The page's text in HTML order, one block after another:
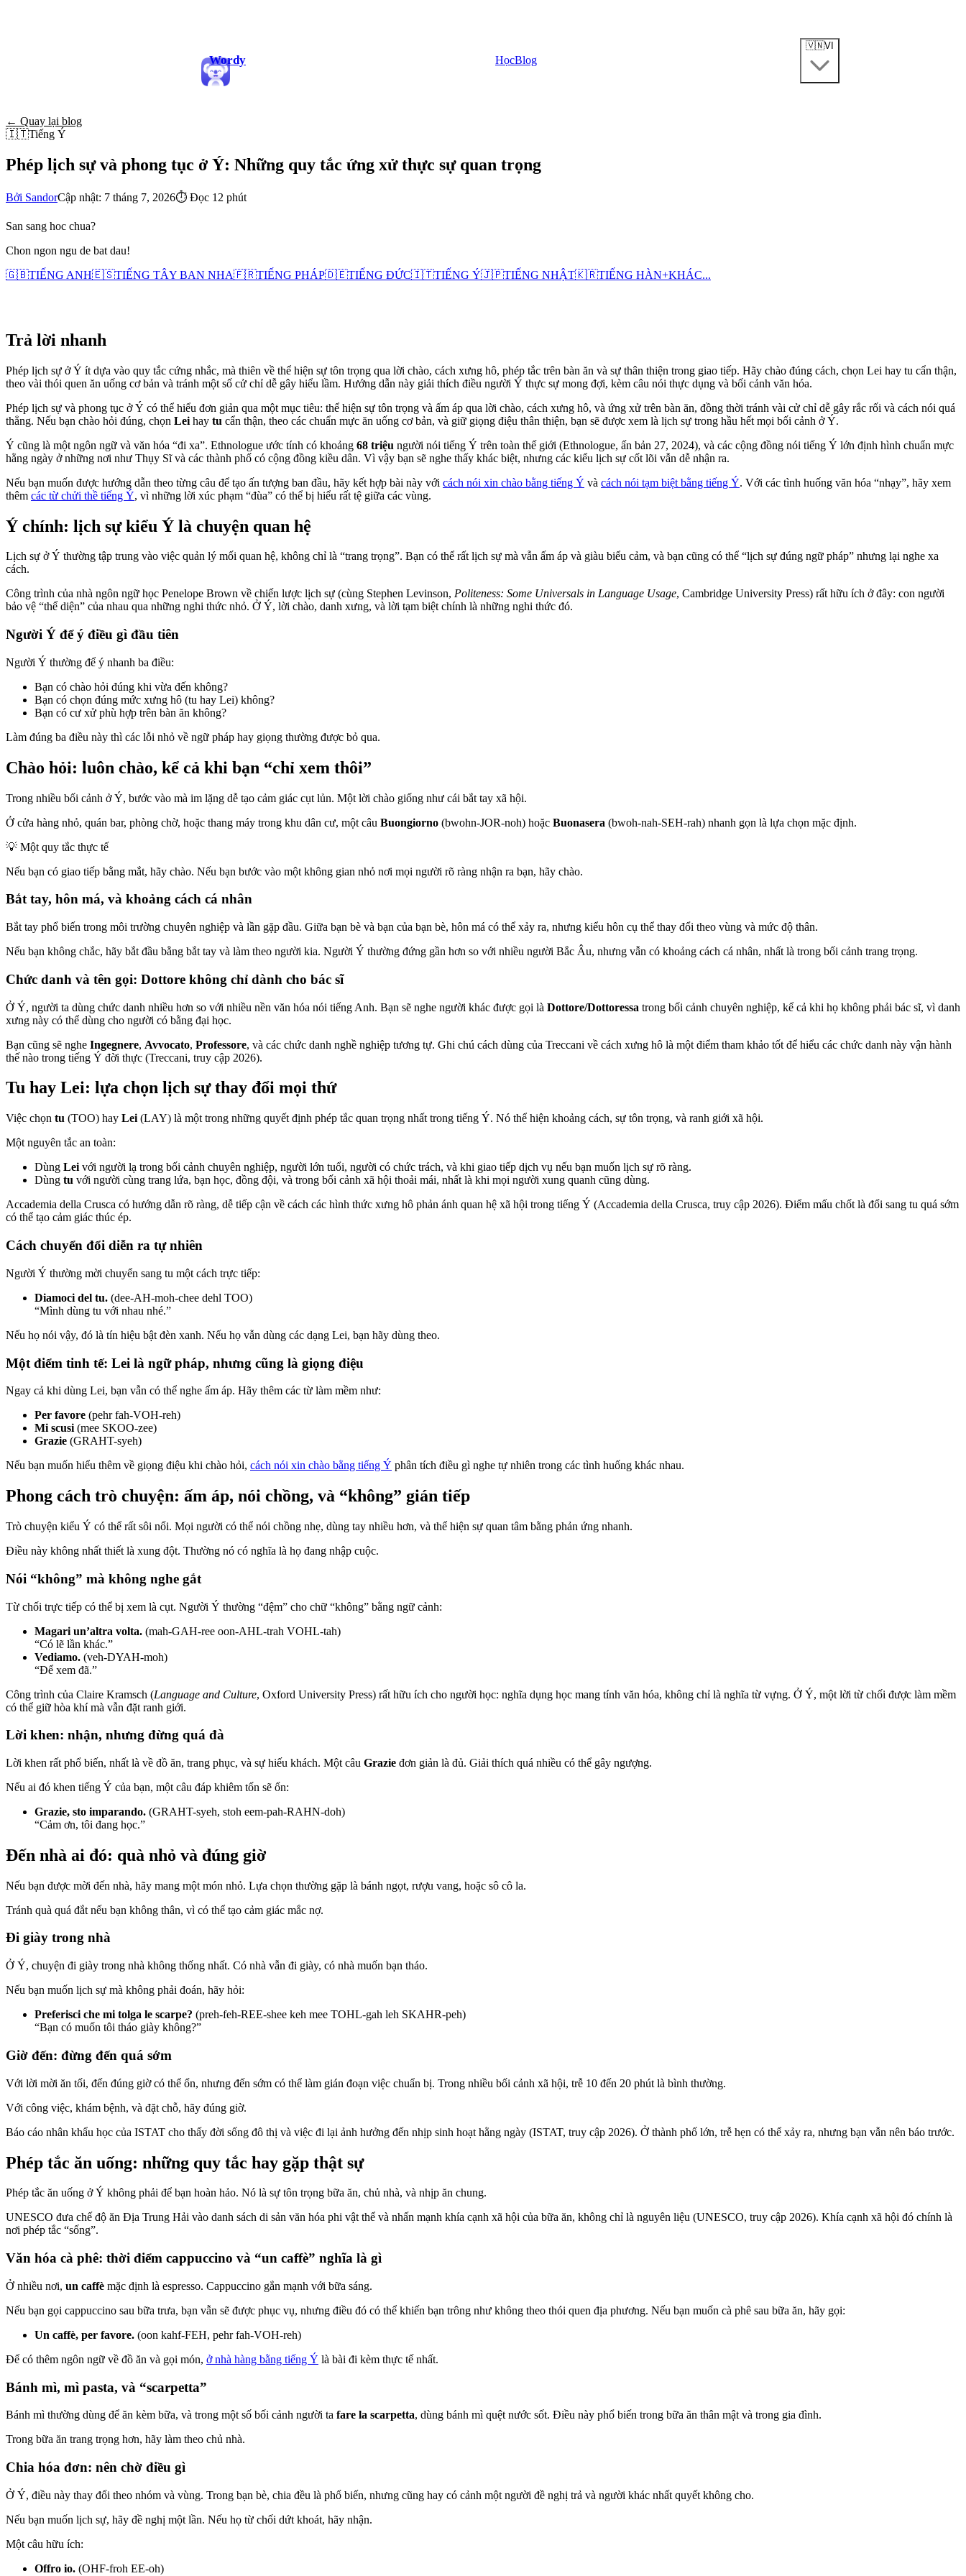
Wordy HọcBlog
🇻🇳VI
← Quay lại blog
🇮🇹Tiếng Ý
Phép lịch sự và phong tục ở Ý: Những quy tắc ứng xử thực sự quan trọng
Bởi SandorCập nhật: 7 tháng 7, 2026⏱ Đọc 12 phút
San sang hoc chua?
Chon ngon ngu de bat dau!
🇬🇧TIẾNG ANH🇪🇸TIẾNG TÂY BAN NHA🇫🇷TIẾNG PHÁP🇩🇪TIẾNG ĐỨC🇮🇹TIẾNG Ý🇯🇵TIẾNG NHẬT🇰🇷TIẾNG HÀN+KHÁC...
Trả lời nhanh
Phép lịch sự ở Ý ít dựa vào quy tắc cứng nhắc, mà thiên về thể hiện sự tôn trọng qua lời chào, cách xưng hô, phép tắc trên bàn ăn và sự thân thiện trong giao tiếp. Hãy chào đúng cách, chọn Lei hay tu cẩn thận,
theo vài thói quen ăn uống cơ bản và tránh một số cử chỉ dễ gây hiểu lầm. Hướng dẫn này giải thích điều người Ý thực sự mong đợi, kèm câu nói thực dụng và bối cảnh văn hóa.
Phép lịch sự và phong tục ở Ý có thể hiểu đơn giản qua một mục tiêu: thể hiện sự tôn trọng và ấm áp qua lời chào, cách xưng hô, và ứng xử trên bàn ăn, đồng thời tránh vài cử chỉ dễ gây rắc rối và cách nói quá
thẳng. Nếu bạn chào hỏi đúng, chọn Lei hay tu cẩn thận, theo các chuẩn mực ăn uống cơ bản, và giữ giọng điệu thân thiện, bạn sẽ được xem là lịch sự trong hầu hết mọi bối cảnh ở Ý.
Ý cũng là một ngôn ngữ và văn hóa “đi xa”. Ethnologue ước tính có khoảng 68 triệu người nói tiếng Ý trên toàn thế giới (Ethnologue, ấn bản 27, 2024), và các cộng đồng nói tiếng Ý lớn định hình chuẩn mực
hằng ngày ở những nơi như Thụy Sĩ và các thành phố có cộng đồng kiều dân. Vì vậy bạn sẽ nghe thấy khác biệt, nhưng các kiểu lịch sự cốt lõi vẫn dễ nhận ra.
Nếu bạn muốn được hướng dẫn theo từng câu để tạo ấn tượng ban đầu, hãy kết hợp bài này với cách nói xin chào bằng tiếng Ý và cách nói tạm biệt bằng tiếng Ý. Với các tình huống văn hóa “nhạy”, hãy xem
thêm các từ chửi thề tiếng Ý, vì những lời xúc phạm “đùa” có thể bị hiểu rất tệ giữa các vùng.
Ý chính: lịch sự kiểu Ý là chuyện quan hệ
Lịch sự ở Ý thường tập trung vào việc quản lý mối quan hệ, không chỉ là “trang trọng”. Bạn có thể rất lịch sự mà vẫn ấm áp và giàu biểu cảm, và bạn cũng có thể “lịch sự đúng ngữ pháp” nhưng lại nghe xa
cách.
Công trình của nhà ngôn ngữ học Penelope Brown về chiến lược lịch sự (cùng Stephen Levinson, Politeness: Some Universals in Language Usage, Cambridge University Press) rất hữu ích ở đây: con người
bảo vệ “thể diện” của nhau qua những nghi thức nhỏ. Ở Ý, lời chào, danh xưng, và lời tạm biệt chính là những nghi thức đó.
Người Ý để ý điều gì đầu tiên
Người Ý thường để ý nhanh ba điều:
Bạn có chào hỏi đúng khi vừa đến không?
Bạn có chọn đúng mức xưng hô (tu hay Lei) không?
Bạn có cư xử phù hợp trên bàn ăn không?
Làm đúng ba điều này thì các lỗi nhỏ về ngữ pháp hay giọng thường được bỏ qua.
Chào hỏi: luôn chào, kể cả khi bạn “chỉ xem thôi”
Trong nhiều bối cảnh ở Ý, bước vào mà im lặng dễ tạo cảm giác cụt lủn. Một lời chào giống như cái bắt tay xã hội.
Ở cửa hàng nhỏ, quán bar, phòng chờ, hoặc thang máy trong khu dân cư, một câu Buongiorno (bwohn-JOR-noh) hoặc Buonasera (bwoh-nah-SEH-rah) nhanh gọn là lựa chọn mặc định.
💡 Một quy tắc thực tế
Nếu bạn có giao tiếp bằng mắt, hãy chào. Nếu bạn bước vào một không gian nhỏ nơi mọi người rõ ràng nhận ra bạn, hãy chào.
Bắt tay, hôn má, và khoảng cách cá nhân
Bắt tay phổ biến trong môi trường chuyên nghiệp và lần gặp đầu. Giữa bạn bè và bạn của bạn bè, hôn má có thể xảy ra, nhưng kiểu hôn cụ thể thay đổi theo vùng và mức độ thân.
Nếu bạn không chắc, hãy bắt đầu bằng bắt tay và làm theo người kia. Người Ý thường đứng gần hơn so với nhiều người Bắc Âu, nhưng vẫn có khoảng cách cá nhân, nhất là trong bối cảnh trang trọng.
Chức danh và tên gọi: Dottore không chỉ dành cho bác sĩ
Ở Ý, người ta dùng chức danh nhiều hơn so với nhiều nền văn hóa nói tiếng Anh. Bạn sẽ nghe người khác được gọi là Dottore/Dottoressa trong bối cảnh chuyên nghiệp, kể cả khi họ không phải bác sĩ, vì danh
xưng này có thể dùng cho người có bằng đại học.
Bạn cũng sẽ nghe Ingegnere, Avvocato, Professore, và các chức danh nghề nghiệp tương tự. Ghi chú cách dùng của Treccani về cách xưng hô là một điểm tham khảo tốt để hiểu các chức danh này vận hành
thế nào trong tiếng Ý đời thực (Treccani, truy cập 2026).
Tu hay Lei: lựa chọn lịch sự thay đổi mọi thứ
Việc chọn tu (TOO) hay Lei (LAY) là một trong những quyết định phép tắc quan trọng nhất trong tiếng Ý. Nó thể hiện khoảng cách, sự tôn trọng, và ranh giới xã hội.
Một nguyên tắc an toàn:
Dùng Lei với người lạ trong bối cảnh chuyên nghiệp, người lớn tuổi, người có chức trách, và khi giao tiếp dịch vụ nếu bạn muốn lịch sự rõ ràng.
Dùng tu với người cùng trang lứa, bạn học, đồng đội, và trong bối cảnh xã hội thoải mái, nhất là khi mọi người xung quanh cũng dùng.
Accademia della Crusca có hướng dẫn rõ ràng, dễ tiếp cận về cách các hình thức xưng hô phản ánh quan hệ xã hội trong tiếng Ý (Accademia della Crusca, truy cập 2026). Điểm mấu chốt là đổi sang tu quá sớm
có thể tạo cảm giác thúc ép.
Cách chuyển đổi diễn ra tự nhiên
Người Ý thường mời chuyển sang tu một cách trực tiếp:
Diamoci del tu. (dee-AH-moh-chee dehl TOO)
“Mình dùng tu với nhau nhé.”
Nếu họ nói vậy, đó là tín hiệu bật đèn xanh. Nếu họ vẫn dùng các dạng Lei, bạn hãy dùng theo.
Một điểm tinh tế: Lei là ngữ pháp, nhưng cũng là giọng điệu
Ngay cả khi dùng Lei, bạn vẫn có thể nghe ấm áp. Hãy thêm các từ làm mềm như:
Per favore (pehr fah-VOH-reh)
Mi scusi (mee SKOO-zee)
Grazie (GRAHT-syeh)
Nếu bạn muốn hiểu thêm về giọng điệu khi chào hỏi, cách nói xin chào bằng tiếng Ý phân tích điều gì nghe tự nhiên trong các tình huống khác nhau.
Phong cách trò chuyện: ấm áp, nói chồng, và “không” gián tiếp
Trò chuyện kiểu Ý có thể rất sôi nổi. Mọi người có thể nói chồng nhẹ, dùng tay nhiều hơn, và thể hiện sự quan tâm bằng phản ứng nhanh.
Điều này không nhất thiết là xung đột. Thường nó có nghĩa là họ đang nhập cuộc.
Nói “không” mà không nghe gắt
Từ chối trực tiếp có thể bị xem là cụt. Người Ý thường “đệm” cho chữ “không” bằng ngữ cảnh:
Magari un’altra volta. (mah-GAH-ree oon-AHL-trah VOHL-tah)
“Có lẽ lần khác.”
Vediamo. (veh-DYAH-moh)
“Để xem đã.”
Công trình của Claire Kramsch (Language and Culture, Oxford University Press) rất hữu ích cho người học: nghĩa dụng học mang tính văn hóa, không chỉ là nghĩa từ vựng. Ở Ý, một lời từ chối được làm mềm
có thể giữ hòa khí mà vẫn đặt ranh giới.
Lời khen: nhận, nhưng đừng quá đà
Lời khen rất phổ biến, nhất là về đồ ăn, trang phục, và sự hiếu khách. Một câu Grazie đơn giản là đủ. Giải thích quá nhiều có thể gây ngượng.
Nếu ai đó khen tiếng Ý của bạn, một câu đáp khiêm tốn sẽ ổn:
Grazie, sto imparando. (GRAHT-syeh, stoh eem-pah-RAHN-doh)
“Cảm ơn, tôi đang học.”
Đến nhà ai đó: quà nhỏ và đúng giờ
Nếu bạn được mời đến nhà, hãy mang một món nhỏ. Lựa chọn thường gặp là bánh ngọt, rượu vang, hoặc sô cô la.
Tránh quà quá đắt nếu bạn không thân, vì có thể tạo cảm giác mắc nợ.
Đi giày trong nhà
Ở Ý, chuyện đi giày trong nhà không thống nhất. Có nhà vẫn đi giày, có nhà muốn bạn tháo.
Nếu bạn muốn lịch sự mà không phải đoán, hãy hỏi:
Preferisci che mi tolga le scarpe? (preh-feh-REE-shee keh mee TOHL-gah leh SKAHR-peh)
“Bạn có muốn tôi tháo giày không?”
Giờ đến: đừng đến quá sớm
Với lời mời ăn tối, đến đúng giờ có thể ổn, nhưng đến sớm có thể làm gián đoạn việc chuẩn bị. Trong nhiều bối cảnh xã hội, trễ 10 đến 20 phút là bình thường.
Với công việc, khám bệnh, và đặt chỗ, hãy đúng giờ.
Báo cáo nhân khẩu học của ISTAT cho thấy đời sống đô thị và việc đi lại ảnh hưởng đến nhịp sinh hoạt hằng ngày (ISTAT, truy cập 2026). Ở thành phố lớn, trễ hẹn có thể xảy ra, nhưng bạn vẫn nên báo trước.
Phép tắc ăn uống: những quy tắc hay gặp thật sự
Phép tắc ăn uống ở Ý không phải để bạn hoàn hảo. Nó là sự tôn trọng bữa ăn, chủ nhà, và nhịp ăn chung.
UNESCO đưa chế độ ăn Địa Trung Hải vào danh sách di sản văn hóa phi vật thể và nhấn mạnh khía cạnh xã hội của bữa ăn, không chỉ là nguyên liệu (UNESCO, truy cập 2026). Khía cạnh xã hội đó chính là
nơi phép tắc “sống”.
Văn hóa cà phê: thời điểm cappuccino và “un caffè” nghĩa là gì
Ở nhiều nơi, un caffè mặc định là espresso. Cappuccino gắn mạnh với bữa sáng.
Nếu bạn gọi cappuccino sau bữa trưa, bạn vẫn sẽ được phục vụ, nhưng điều đó có thể khiến bạn trông như không theo thói quen địa phương. Nếu bạn muốn cà phê sau bữa ăn, hãy gọi:
Un caffè, per favore. (oon kahf-FEH, pehr fah-VOH-reh)
Để có thêm ngôn ngữ về đồ ăn và gọi món, ở nhà hàng bằng tiếng Ý là bài đi kèm thực tế nhất.
Bánh mì, mì pasta, và “scarpetta”
Bánh mì thường dùng để ăn kèm bữa, và trong một số bối cảnh người ta fare la scarpetta, dùng bánh mì quệt nước sốt. Điều này phổ biến trong bữa ăn thân mật và trong gia đình.
Trong bữa ăn trang trọng hơn, hãy làm theo chủ nhà.
Chia hóa đơn: nên chờ điều gì
Ở Ý, điều này thay đổi theo nhóm và vùng. Trong bạn bè, chia đều là phổ biến, nhưng cũng hay có cảnh một người đề nghị trả và người khác nhất quyết không cho.
Nếu bạn muốn lịch sự, hãy đề nghị một lần. Nếu họ từ chối dứt khoát, hãy nhận.
Một câu hữu ích:
Offro io. (OHF-froh EE-oh)